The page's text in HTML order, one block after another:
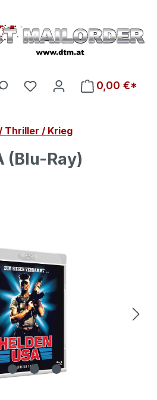
Du hast 0 Produkte auf
0,00 €*
Thriller / Krieg
(Blu-Ray)